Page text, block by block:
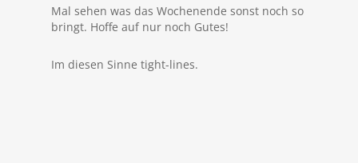
Mal sehen was das Wochenende sonst noch so
bringt. Hoffe auf nur noch Gutes!
Im diesen Sinne tight-lines.